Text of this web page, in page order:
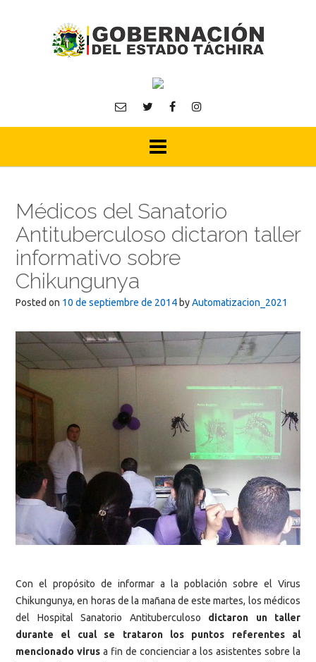
Médicos del Sanatorio
Antituberculoso dictaron taller
informativo sobre
Chikungunya
Posted on 10 de septiembre de 2014 byAutomatizacion_2021
Con el propósito de informar a la población sobre el Virus
Chikungunya, en horas de la mañana de este martes, los médicos
del Hospital Sanatorio Antituberculoso dictaron un taller
durante el cual se trataron los puntos referentes al
mencionado virusa fin de concienciar a los asistentes sobre la